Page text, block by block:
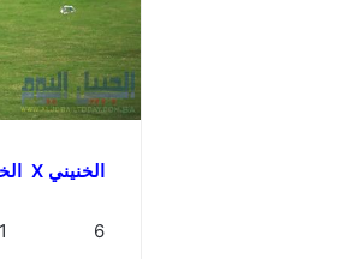
الخنيني X الخليج
6 1